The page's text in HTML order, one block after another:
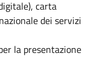
carta
dei servizi
la presentazione